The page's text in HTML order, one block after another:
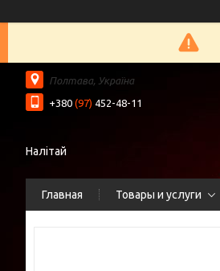
Полтава, Україна
+380 (97) 452-48-11
Налітай
Главная Товары и услуги